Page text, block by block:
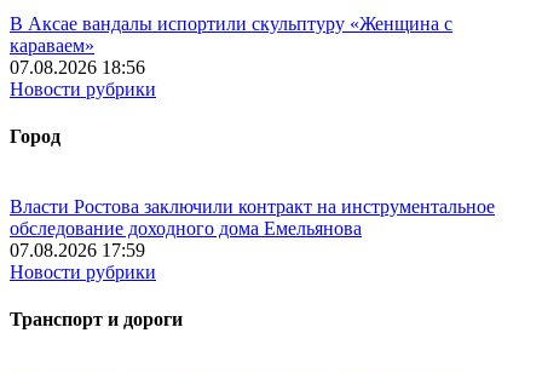
В Аксае вандалы испортили скульптуру «Женщина с
караваем»
07.08.2026 18:56
Новости рубрики
Город
Власти Ростова заключили контракт на инструментальное
обследование доходного дома Емельянова
07.08.2026 17:59
Новости рубрики
Транспорт и дороги